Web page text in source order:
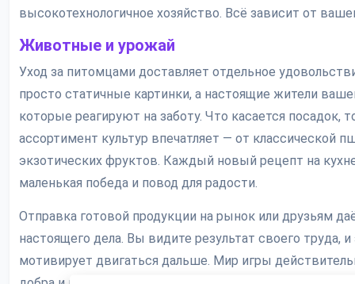
высокотехнологичное хозяйство. Всё зависит от
Животные и урожай
Уход за питомцами доставляет отдельное
просто статичные картинки, а настоящие жители
которые реагируют на заботу. Что касается посадок,
ассортимент культур впечатляет — от классической
экзотических фруктов. Каждый новый рецепт на
маленькая победа и повод для радости.
Отправка готовой продукции на рынок или друзьям
настоящего дела. Вы видите результат своего труда, и
мотивирует двигаться дальше. Мир игры